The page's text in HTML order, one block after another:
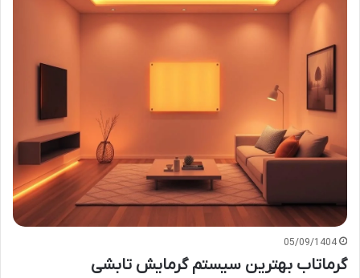
05/09/1404
گرماتاب بهترین سیستم گرمایش تابشی